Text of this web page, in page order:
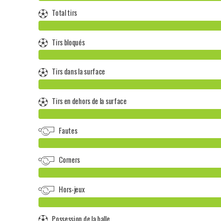
Total tirs
Tirs bloqués
Tirs dans la surface
Tirs en dehors de la surface
Fautes
Corners
Hors-jeux
Possession de la balle